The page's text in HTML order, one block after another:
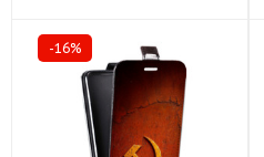
-16%